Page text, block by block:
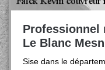
Professionnel
Le Blanc
Sise dans le